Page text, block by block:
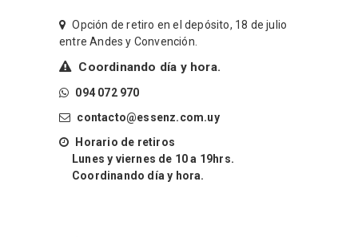
Opción de retiro en el depósito, 18 de julio
entre Andes y Convención.
Coordinando día y hora.
094 072 970
contacto@essenz.com.uy
Horario de retiros
Lunes y viernes de 10 a 19hrs.
Coordinando día y hora.